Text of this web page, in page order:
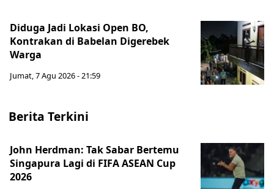
Diduga Jadi Lokasi Open BO,
Kontrakan di Babelan Digerebek
Warga
Jumat, 7 Agu 2026 - 21:59
Berita Terkini
John Herdman: Tak Sabar Bertemu
Singapura Lagi di FIFA ASEAN Cup
2026